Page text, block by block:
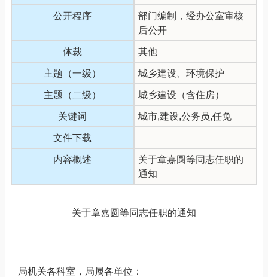
公开程序
部门编制，经办公室审核
后公开
体裁 其他
主题（一级） 城乡建设、环境保护
主题（二级） 城乡建设（含住房）
关键词 城市,建设,公务员,任免
文件下载
内容概述
关于章嘉圆等同志任职的
通知
关于章嘉圆等同志任职的通知
局机关各科室，局属各单位：